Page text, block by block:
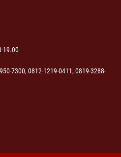
19.00
7300, 0812-1219-0411, 0819-3288-